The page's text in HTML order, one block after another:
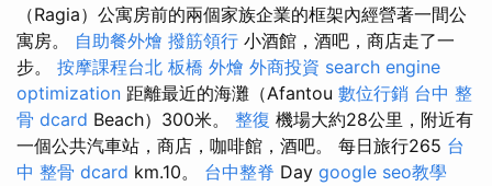
（Ragia）公寓房前的兩個家族企業的框架內經營著一間公
寓房。 自助餐外燴 撥筋領行 小酒館，酒吧，商店走了一
步。 按摩課程台北 板橋 外燴 外商投資 search engine
optimization 距離最近的海灘（Afantou 數位行銷 台中 整
骨 dcard Beach）300米。 整復 機場大約28公里，附近有
一個公共汽車站，商店，咖啡館，酒吧。 每日旅行265 台
中 整骨 dcard km.10。 台中整脊 Day google seo教學